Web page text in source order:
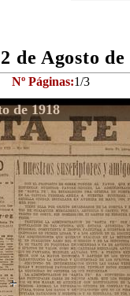
de Agosto
Nº Páginas:1/3
de 1918